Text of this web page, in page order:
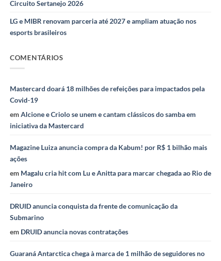
Circuito Sertanejo 2026
LG e MIBR renovam parceria até 2027 e ampliam atuação nos
esports brasileiros
COMENTÁRIOS
Mastercard doará 18 milhões de refeições para impactados pela
Covid-19
em Alcione e Criolo se unem e cantam clássicos do samba em
iniciativa da Mastercard
Magazine Luiza anuncia compra da Kabum! por R$ 1 bilhão mais
ações
em Magalu cria hit com Lu e Anitta para marcar chegada ao Rio de
Janeiro
DRUID anuncia conquista da frente de comunicação da
Submarino
em DRUID anuncia novas contratações
Guaraná Antarctica chega à marca de 1 milhão de seguidores no